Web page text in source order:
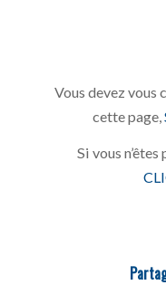
Vous devez vous
cette page,
Si vous n’êtes